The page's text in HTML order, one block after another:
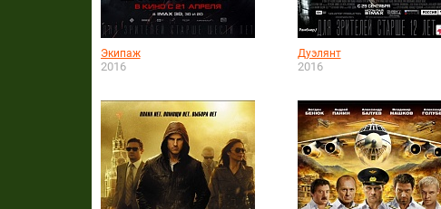
Экипаж
2016
Дуэлянт
2016